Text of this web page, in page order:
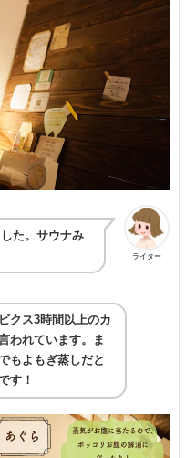
ライター
た。サウナみ
クス3時間以上のカ
われています。ま
もよもぎ蒸しだと
す！